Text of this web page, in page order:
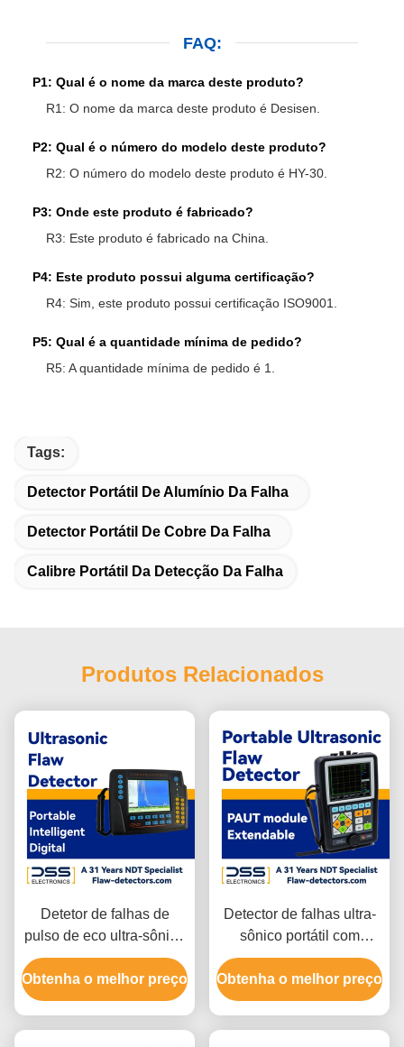
FAQ:
P1: Qual é o nome da marca deste produto?
R1: O nome da marca deste produto é Desisen.
P2: Qual é o número do modelo deste produto?
R2: O número do modelo deste produto é HY-30.
P3: Onde este produto é fabricado?
R3: Este produto é fabricado na China.
P4: Este produto possui alguma certificação?
R4: Sim, este produto possui certificação ISO9001.
P5: Qual é a quantidade mínima de pedido?
R5: A quantidade mínima de pedido é 1.
Tags:
Detector Portátil De Alumínio Da Falha
Detector Portátil De Cobre Da Falha
Calibre Portátil Da Detecção Da Falha
Produtos Relacionados
Detetor de falhas de
pulso de eco ultra-sônico
Detetor de falhas de
metal ultra-sônico HY-580
Obtenha o melhor preço
Detector de falhas ultra-
sônico portátil com
extensão do módulo
PAUT.
Obtenha o melhor preço